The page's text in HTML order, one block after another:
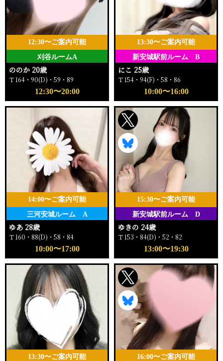
刈谷ルームA
12:30〜ご案内可能
ののか 20歳
Ｔ164・90(D)・59・89
12:30〜20:00
新安城駅前ルーム B
13:30〜ご案内可能
にこ 25歳
Ｔ154・94(F)・58・86
10:00〜16:00
三河安城ルーム A
14:00〜ご案内可能
ゆあ 28歳
Ｔ160・88(D)・58・84
10:00〜17:00
新安城駅前ルーム D
15:30〜ご案内可能
ゆきの 24歳
Ｔ153・84(D)・52・82
13:00〜19:30
13:30〜ご案内可能 16:00〜ご案内可能